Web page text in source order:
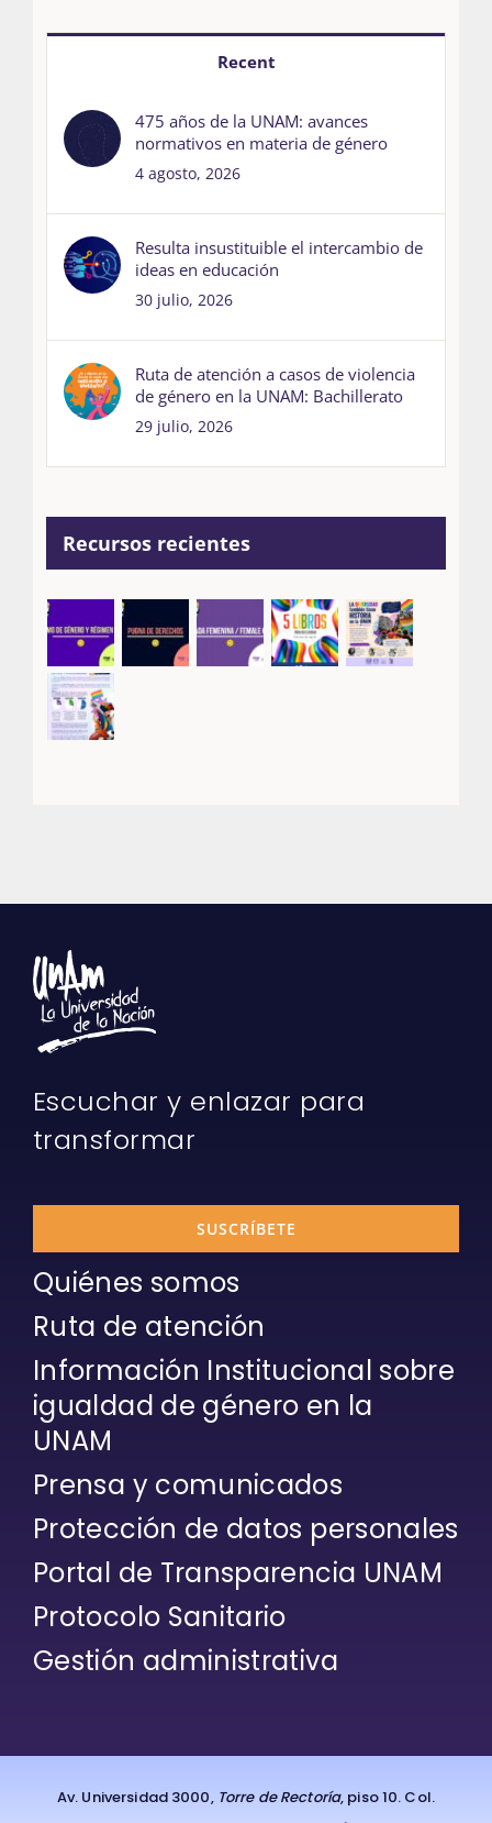
Recent
475 años de la UNAM: avances
normativos en materia de género
4 agosto, 2026
Resulta insustituible el intercambio de
ideas en educación
30 julio, 2026
Ruta de atención a casos de violencia
de género en la UNAM: Bachillerato
29 julio, 2026
Recursos recientes
Escuchar y enlazar para
transformar
SUSCRÍBETE
Quiénes somos
Ruta de atención
Información Institucional sobre
igualdad de género en la
UNAM
Prensa y comunicados
Protección de datos personales
Portal de Transparencia UNAM
Protocolo Sanitario
Gestión administrativa
Av. Universidad 3000, Torre de Rectoría, piso 10. Col.